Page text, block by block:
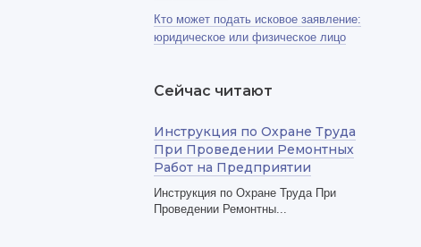
Кто может подать исковое заявление:
юридическое или физическое лицо
Сейчас читают
Инструкция по Охране Труда
При Проведении Ремонтных
Работ на Предприятии
Инструкция по Охране Труда При
Проведении Ремонтны...